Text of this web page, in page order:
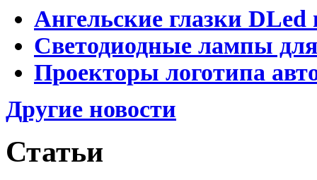
Ангельские глазки DLed
Светодиодные лампы
Проекторы логотипа
Другие новости
Статьи